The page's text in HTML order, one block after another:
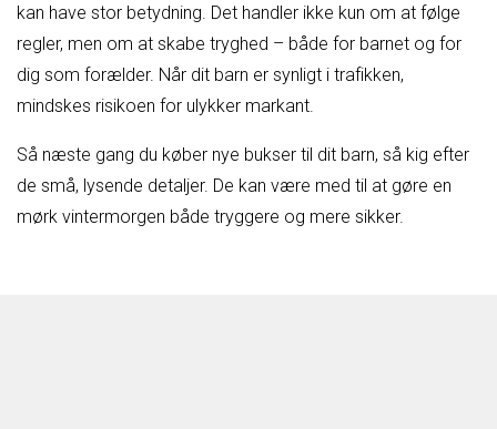
kan have stor betydning. Det handler ikke kun om at følge
regler, men om at skabe tryghed – både for barnet og for
dig som forælder. Når dit barn er synligt i trafikken,
mindskes risikoen for ulykker markant.
Så næste gang du køber nye bukser til dit barn, så kig efter
de små, lysende detaljer. De kan være med til at gøre en
mørk vintermorgen både tryggere og mere sikker.